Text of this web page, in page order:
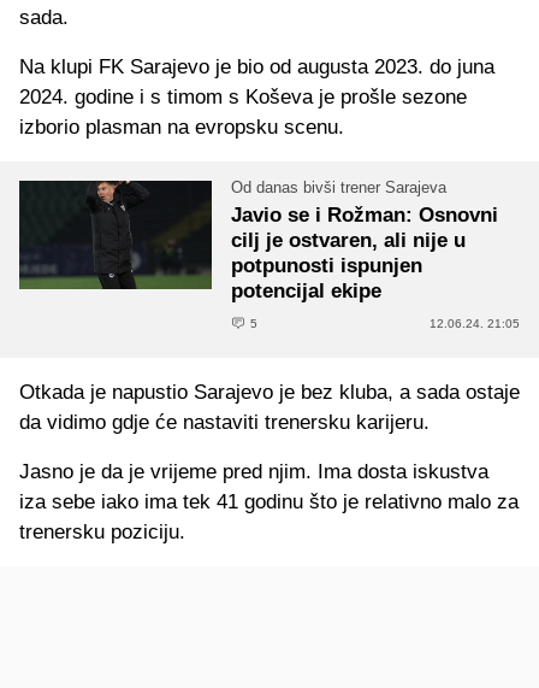
sada.
Na klupi FK Sarajevo je bio od augusta 2023. do juna
2024. godine i s timom s Koševa je prošle sezone
izborio plasman na evropsku scenu.
Od danas bivši trener Sarajeva
Javio se i Rožman: Osnovni
cilj je ostvaren, ali nije u
potpunosti ispunjen
potencijal ekipe
5 12.06.24. 21:05
Otkada je napustio Sarajevo je bez kluba, a sada ostaje
da vidimo gdje će nastaviti trenersku karijeru.
Jasno je da je vrijeme pred njim. Ima dosta iskustva
iza sebe iako ima tek 41 godinu što je relativno malo za
trenersku poziciju.